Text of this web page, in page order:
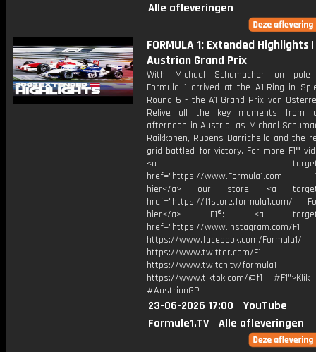
Alle afleveringen
FORMULA 1: Extended Highlights
Austrian Grand Prix
With Michael Schumacher on pole
Formula 1 arrived at the A1-Ring in
Round 6 - the A1 Grand Prix von
Relive all the key moments from
afternoon in Austria, as Michael
Raikkonen, Rubens Barrichello and the
grid battled for victory. For more F1®
<a
href="https://www.Formula1.com
hier</a> our store: <a
href="https://f1store.formula1.com/
hier</a> F1®: <a
href="https://www.instagram.com/F1
https://www.facebook.com/Formula1/
https://www.twitter.com/F1
https://www.twitch.tv/formula1
https://www.tiktok.com/@f1
#AustrianGP
23-06-2026 17:00
YouTube
Formule1.TV
Alle afleveringen